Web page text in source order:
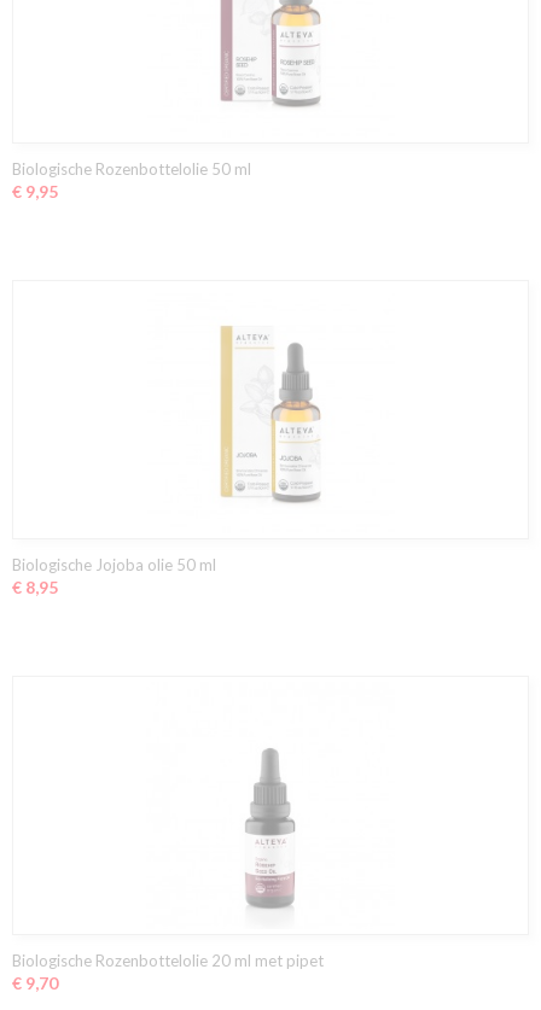
Biologische Rozenbottelolie 50 ml
€ 9,95
Biologische Jojoba olie 50 ml
€ 8,95
Biologische Rozenbottelolie 20 ml met pipet
€ 9,70